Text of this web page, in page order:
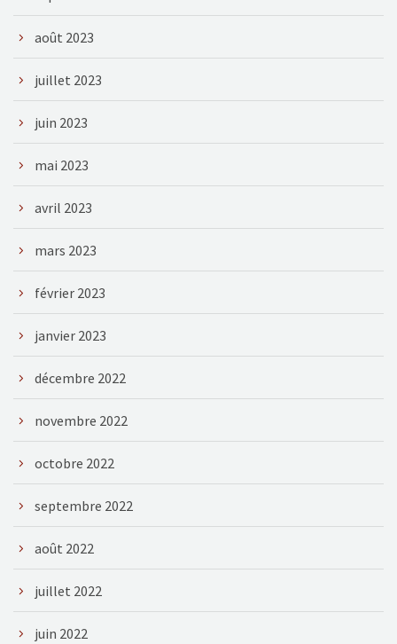
août 2023
juillet 2023
juin 2023
mai 2023
avril 2023
mars 2023
février 2023
janvier 2023
décembre 2022
novembre 2022
octobre 2022
septembre 2022
août 2022
juillet 2022
juin 2022